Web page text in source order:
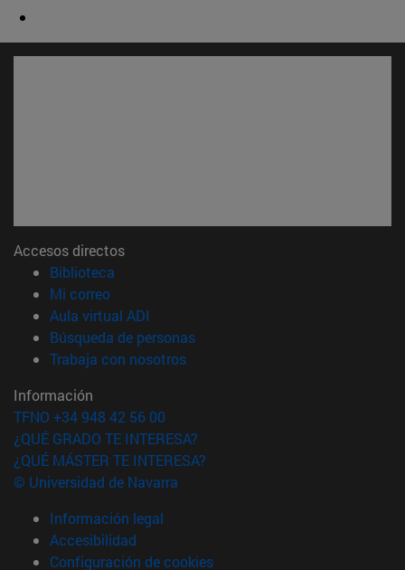
Accesos directos
Biblioteca
Mi correo(abre en nueva ventana)
Aula virtual ADI
Búsqueda de personas(abre en nueva ventana)
Trabaja con nosotros(abre en nueva ventana)
Información
TFNO +34 948 42 56 00
¿QUÉ GRADO TE INTERESA?
¿QUÉ MÁSTER TE INTERESA?
© Universidad de Navarra
Información legal
Accesibilidad
Configuración de cookies